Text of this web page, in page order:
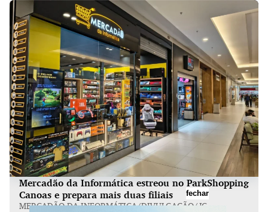
Mercadão da Informática estreou no ParkShopping
Canoas e prepara mais duas filiais
MERCADÃO DA INFORMÁTICA/DIVULGAÇÃO/JC
fechar